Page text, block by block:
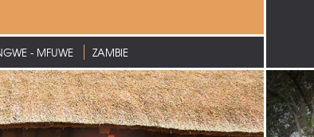
- MFUWE ZAMBIE